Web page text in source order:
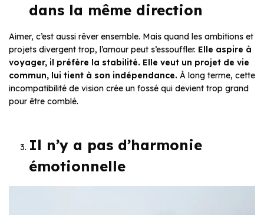
dans la même direction
Aimer, c’est aussi rêver ensemble. Mais quand les ambitions et
projets divergent trop, l’amour peut s’essouffler. Elle aspire à
voyager, il préfère la stabilité. Elle veut un projet de vie
commun, lui tient à son indépendance. À long terme, cette
incompatibilité de vision crée un fossé qui devient trop grand
pour être comblé.
Il n’y a pas d’harmonie
émotionnelle